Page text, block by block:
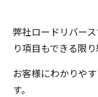
弊社ロードリバー
り項目もできる限り
お客様にわかりや
す。